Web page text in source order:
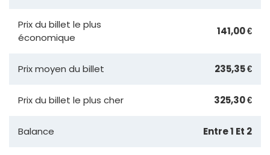
Prix du billet le plus
économique
141,00 €
Prix moyen du billet 235,35 €
Prix du billet le plus cher 325,30 €
Balance Entre 1 Et 2